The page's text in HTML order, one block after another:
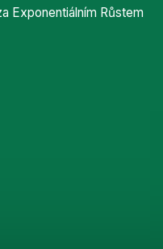
Exponentiálním Růstem